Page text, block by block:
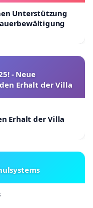
Unterstützung
- Neue
Erhalt der Villa
Erhalt der Villa